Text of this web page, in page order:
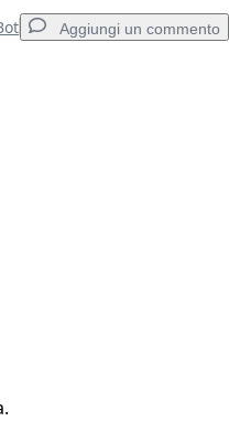
Aggiungi un commento